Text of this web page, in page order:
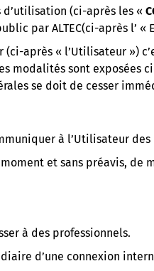
d’utilisation (ci-après les «
par ALTEC(ci-après l’ «
(ci-après « l’Utilisateur »)
modalités sont
se doit de cesser
à l’Utilisateur des
et sans préavis,
à des professionnels.
d’une connexion